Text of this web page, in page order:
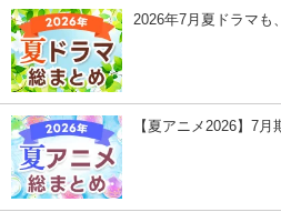
2026年7月夏ドラマも
【夏アニメ2026】7